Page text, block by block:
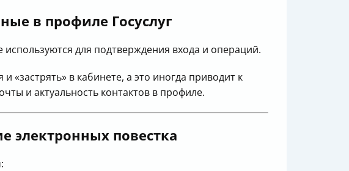
в профиле Госуслуг
для подтверждения входа и операций.
в кабинете, а это иногда приводит к
и актуальность контактов в профиле.
электронных повестка